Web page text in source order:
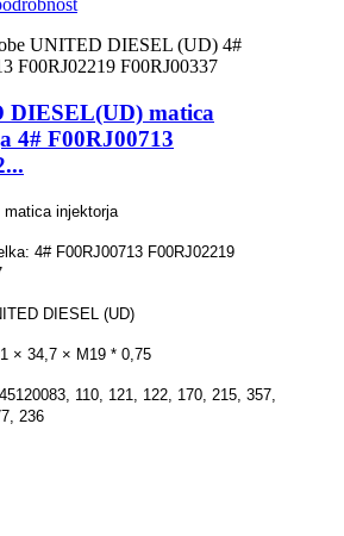
DIESEL(UD) matica
4# F00RJ00713
matica injektorja
4# F00RJ00713 F00RJ02219
DIESEL (UD)
× 34,7 × M19 * 0,75
110, 121, 122, 170, 215, 357,
236